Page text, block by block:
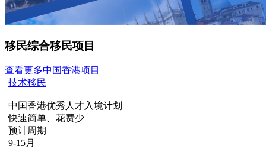
移民综合移民项目
查看更多中国香港项目
技术移民
中国香港优秀人才入境计划
快速简单、花费少
预计周期
9-15月